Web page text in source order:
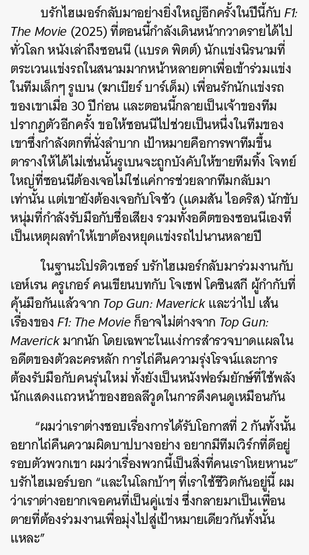
บรักไฮเมอร์กลับมาอย่างยิ่งใหญ่อีกครั้งในปีนี้กับF1:
The Movie (2025)ที่ตอนนี้กำลังเดินหน้ากวาดรายได้ไป
ทั่วโลก หนังเล่าถึงซอนนี (แบรด พิตต์) นักแข่งนิรนามที่
ตระเวนแข่งรถในสนามมากหน้าหลายตาเพื่อเข้าร่วมแข่ง
ในทีมเล็กๆ รูเบน (ฆาเบียร์ บาร์เด็ม) เพื่อนรักนักแข่งรถ
ของเขาเมื่อ 30 ปีก่อน และตอนนี้กลายเป็นเจ้าของทีม
ปรากฏตัวอีกครั้ง ขอให้ซอนนีไปช่วยเป็นหนึ่งในทีมของ
เขาซึ่งกำลังตกที่นั่งลำบาก เป้าหมายคือการพาทีมขึ้น
ตารางให้ได้ไม่เช่นนั้นรูเบนจะถูกบังคับให้ขายทีมทิ้ง โจทย์
ใหญ่ที่ซอนนีต้องเจอไม่ใช่แค่การช่วยลากทีมกลับมา
เท่านั้น แต่เขายังต้องเจอกับโจชัว (แดมสัน ไอดริส) นักขับ
หนุ่มที่กำลังรับมือกับชื่อเสียง รวมทั้งอดีตของซอนนีเองที่
เป็นเหตุผลทำให้เขาต้องหยุดแข่งรถไปนานหลายปี
ในฐานะโปรดิวเซอร์ บรักไฮเมอร์กลับมาร่วมงานกับ
เอห์เรน ครูเกอร์ คนเขียนบทกับ โจเซฟ โคซินสกี ผู้กำกับที่
คุ้นมือกันแล้วจากTop Gun: Maverickและว่าไป เส้น
เรื่องของF1: The Movieก็อาจไม่ต่างจาก Top Gun:
Maverickมากนัก โดยเฉพาะในแง่การสำรวจบาดแผลใน
อดีตของตัวละครหลัก การไถ่คืนความรุ่งโรจน์และการ
ต้องรับมือกับคนรุ่นใหม่ ทั้งยังเป็นหนังฟอร์มยักษ์ที่ใช้พลัง
นักแสดงแถวหน้าของฮอลลีวูดในการดึงคนดูเหมือนกัน
“ผมว่าเราต่างชอบเรื่องการได้รับโอกาสที่ 2 กันทั้งนั้น
อยากไถ่คืนความผิดบาปบางอย่าง อยากมีทีมเวิร์กที่ดีอยู่
รอบตัวพวกเขา ผมว่าเรื่องพวกนี้เป็นสิ่งที่คนเราโหยหานะ”
บรักไฮเมอร์บอก “และในโลกบ้าๆ ที่เราใช้ชีวิตกันอยู่นี้ ผม
ว่าเราต่างอยากเจอคนที่เป็นคู่แข่ง ซึ่งกลายมาเป็นเพื่อน
ตายที่ต้องร่วมงานเพื่อมุ่งไปสู่เป้าหมายเดียวกันทั้งนั้น
แหละ”